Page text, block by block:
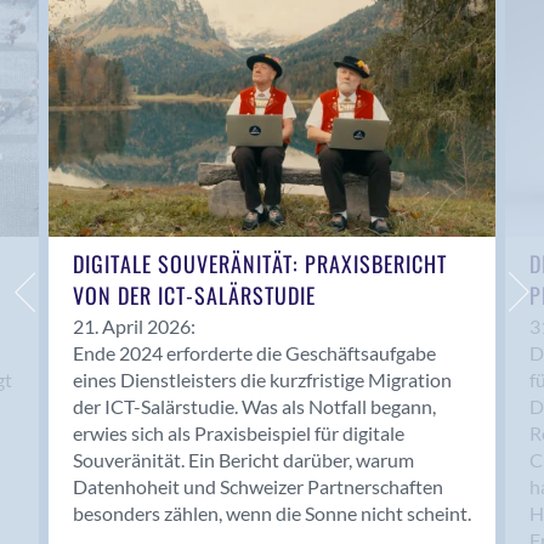
Anwil
Appenzell
Au SG
Baar
Baden
Balsthal
Balzers
Basel
Bassersdorf
Belp
Bendern
Benken (SG)
Bergdietikon
Berlin
Bern
Bern - Liebefeld
DIGITALE SOUVERÄNITÄT: PRAXISBERICHT
VON DER ICT-SALÄRSTUDIE
21. April 2026:
Ende 2024 erforderte die Geschäftsaufgabe
eines Dienstleisters die kurzfristige Migration
der ICT-Salärstudie. Was als Notfall begann,
erwies sich als Praxisbeispiel für digitale
Souveränität. Ein Bericht darüber, warum
Datenhoheit und Schweizer Partnerschaften
besonders zählen, wenn die Sonne nicht scheint.